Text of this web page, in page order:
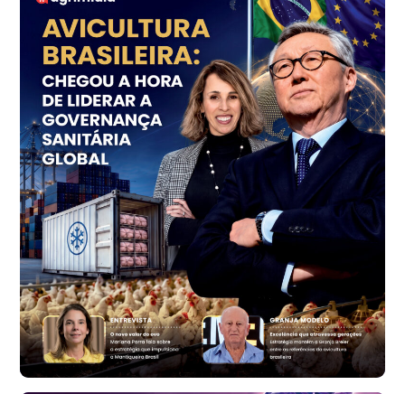
Ovo Vermelho - Regional
Grande São Paulo (SP)
R$ 153,38
cx
Ovo Vermelho - Regional
Vermelho
R$ 156,33
cx
Ovo Branco - Regional
Bastos (SP)
R$ 134,40
cx
Ovo Vermelho - Regional
Bastos (SP)
R$ 146,71
cx